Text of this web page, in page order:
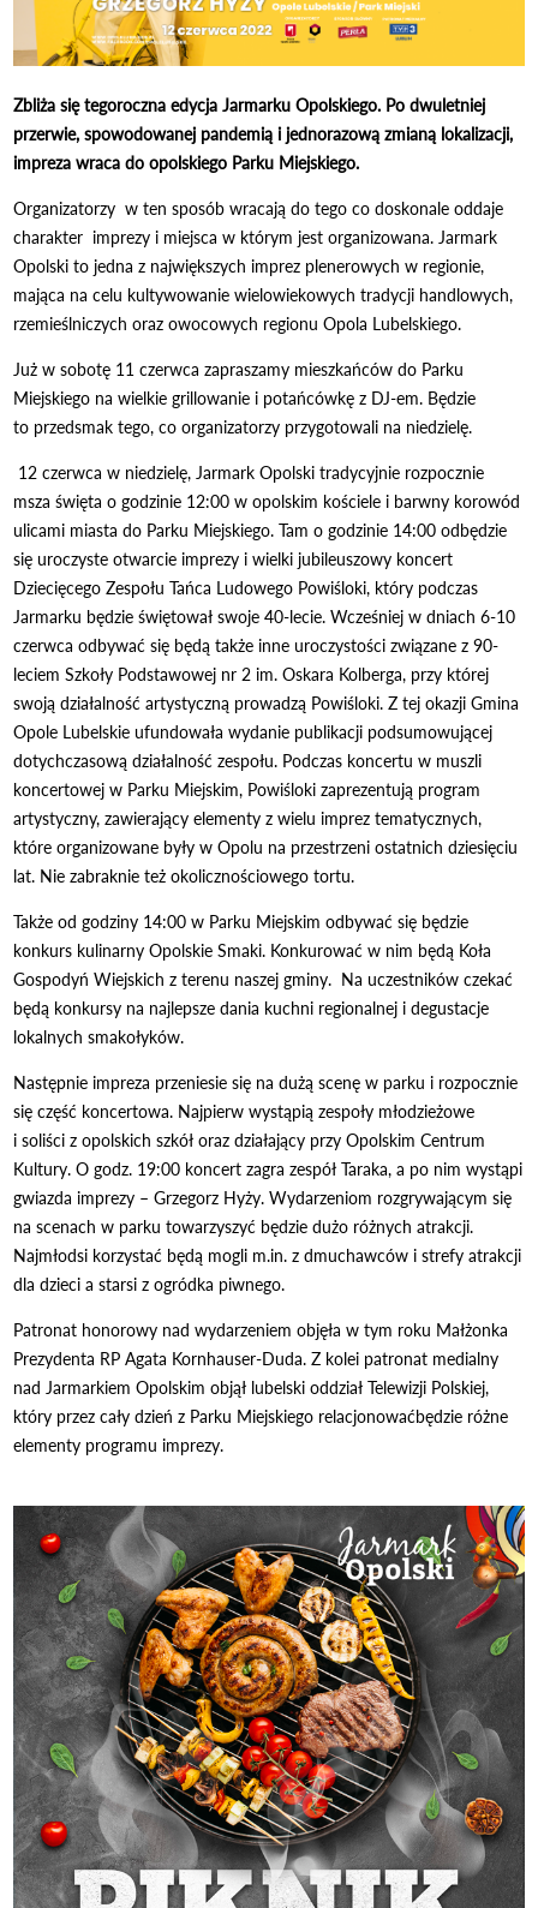
Zbliża się tegoroczna edycja Jarmarku Opolskiego. Po dwuletniej
przerwie, spowodowanej pandemią i jednorazową zmianą lokalizacji,
impreza wraca do opolskiego Parku Miejskiego.
Organizatorzy w ten sposób wracają do tego co doskonale oddaje
charakter imprezy i miejsca w którym jest organizowana. Jarmark
Opolski to jedna z największych imprez plenerowych w regionie,
mająca na celu kultywowanie wielowiekowych tradycji handlowych,
rzemieślniczych oraz owocowych regionu Opola Lubelskiego.
Już w sobotę 11 czerwca zapraszamy mieszkańców do Parku
Miejskiego na wielkie grillowanie i potańcówkę z DJ-em. Będzie
to przedsmak tego, co organizatorzy przygotowali na niedzielę.
12 czerwca w niedzielę, Jarmark Opolski tradycyjnie rozpocznie
msza święta o godzinie 12:00 w opolskim kościele i barwny korowód
ulicami miasta do Parku Miejskiego. Tam o godzinie 14:00 odbędzie
się uroczyste otwarcie imprezy i wielki jubileuszowy koncert
Dziecięcego Zespołu Tańca Ludowego Powiśloki, który podczas
Jarmarku będzie świętował swoje 40-lecie. Wcześniej w dniach 6-10
czerwca odbywać się będą także inne uroczystości związane z 90-
leciem Szkoły Podstawowej nr 2 im. Oskara Kolberga, przy której
swoją działalność artystyczną prowadzą Powiśloki. Z tej okazji Gmina
Opole Lubelskie ufundowała wydanie publikacji podsumowującej
dotychczasową działalność zespołu. Podczas koncertu w muszli
koncertowej w Parku Miejskim, Powiśloki zaprezentują program
artystyczny, zawierający elementy z wielu imprez tematycznych,
które organizowane były w Opolu na przestrzeni ostatnich dziesięciu
lat. Nie zabraknie też okolicznościowego tortu.
Także od godziny 14:00 w Parku Miejskim odbywać się będzie
konkurs kulinarny Opolskie Smaki. Konkurować w nim będą Koła
Gospodyń Wiejskich z terenu naszej gminy. Na uczestników czekać
będą konkursy na najlepsze dania kuchni regionalnej i degustacje
lokalnych smakołyków.
Następnie impreza przeniesie się na dużą scenę w parku i rozpocznie
się część koncertowa. Najpierw wystąpią zespoły młodzieżowe
i soliści z opolskich szkół oraz działający przy Opolskim Centrum
Kultury. O godz. 19:00 koncert zagra zespół Taraka, a po nim wystąpi
gwiazda imprezy – Grzegorz Hyży. Wydarzeniom rozgrywającym się
na scenach w parku towarzyszyć będzie dużo różnych atrakcji.
Najmłodsi korzystać będą mogli m.in. z dmuchawców i strefy atrakcji
dla dzieci a starsi z ogródka piwnego.
Patronat honorowy nad wydarzeniem objęła w tym roku Małżonka
Prezydenta RP Agata Kornhauser-Duda. Z kolei patronat medialny
nad Jarmarkiem Opolskim objął lubelski oddział Telewizji Polskiej,
który przez cały dzień z Parku Miejskiego relacjonowaćbędzie różne
elementy programu imprezy.